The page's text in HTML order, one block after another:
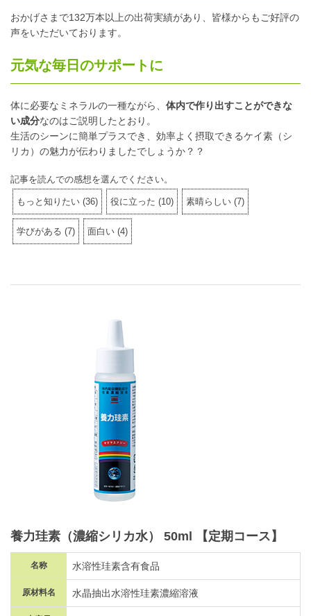
おかげさまで132万本以上の出荷実績があり、皆様からもご好評の
声をいただいております。
元気な毎日のサポートに
体に必要なミネラルの一種ながら、 体内で作り出すことができな
い成分なのはご説明したとおり。
生活のシーンに簡単プラスでき、効率よく摂取できるケイ素（シ
リカ）の魅力が伝わりましたでしょうか？？
記事を読んでの感想を選んでください。
もっと知りたい (36) 役に立った (10) 素晴らしい (7)
学びがある (7) 面白い (4)
養力珪素（濃縮シリカ水） 50ml 【定期コース】
名称 水溶性珪素含有食品
原材料名 水晶抽出水溶性珪素濃縮溶液